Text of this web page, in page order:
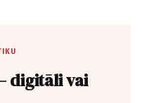
digitāli vai